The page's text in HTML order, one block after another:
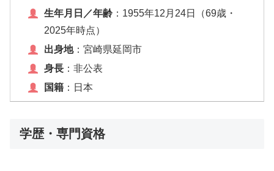
生年月日／年齢：1955年12月24日（69歳・
2025年時点）
出身地：宮崎県延岡市
身長：非公表
国籍：日本
学歴・専門資格